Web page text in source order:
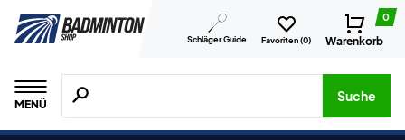
Schläger Guide Favoriten (0)
0
Warenkorb
MENÜ
Suche nach Produkten, Marken usw.
Suche